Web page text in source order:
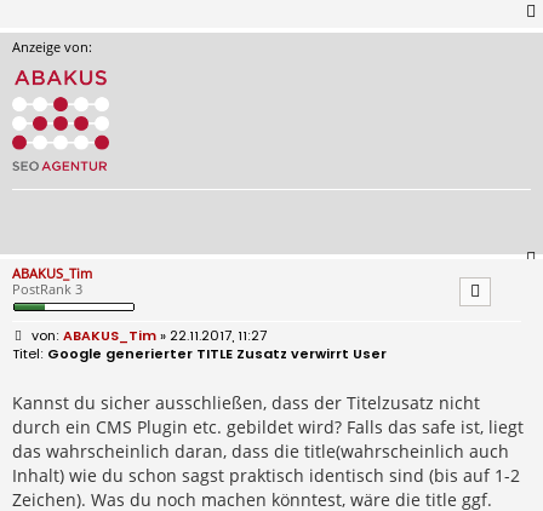
Anzeige von:
ABAKUS_Tim
PostRank 3
B
e
r
a
g
ABAKUS_Tim» 22.11.2017, 11:27
Google generierter TITLE Zusatz verwirrt User
Kannst du sicher ausschließen, dass der Titelzusatz nicht
durch ein CMS Plugin etc. gebildet wird? Falls das safe ist, liegt
das wahrscheinlich daran, dass die title(wahrscheinlich auch
Inhalt) wie du schon sagst praktisch identisch sind (bis auf 1-2
Zeichen). Was du noch machen könntest, wäre die title ggf.